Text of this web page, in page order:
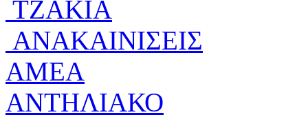
ΤΖΑΚΙΑ
ΑΝΑΚΑΙΝΙΣΕΙΣ
ΑΜΕΑ
ΑΝΤΗΛΙΑΚΟ